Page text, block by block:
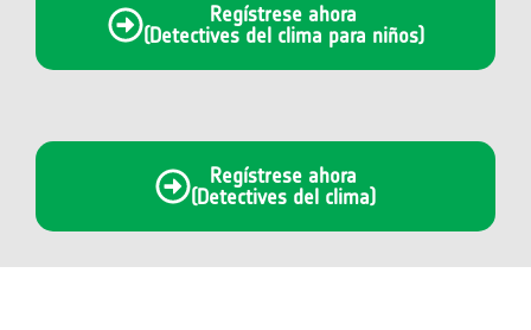
Regístrese ahora
(Detectives del clima para niños)
Regístrese ahora
(Detectives del clima)